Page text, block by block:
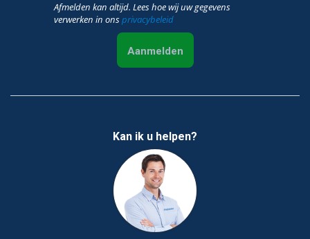
Afmelden kan altijd. Lees hoe wij uw gegevens
verwerken in onsprivacybeleid
Aanmelden
Kan ik u helpen?